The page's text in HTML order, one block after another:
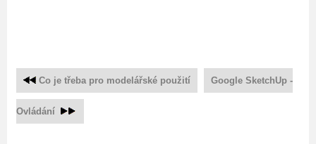
Co je třeba pro modelářské použití Google SketchUp -
Ovládání